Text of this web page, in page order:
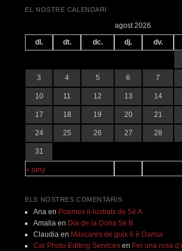
EL NOSTRE CALENDARI
agost 2026
dl. dt. dc. dj. dv.
« juny
3 4 5 6 7
10 11 12 13 14
17 18 19 20 21
24 25 26 27 28
31
ELS NOSTRES COMENTARIS
Anaen Poemes il·lustrats de 5è A
Amaliaen Dia de la Dona 5è B
Claudiaen Màscares de guix 6 è Dansa
Car Photo Editing Servicesen Fer una rosa